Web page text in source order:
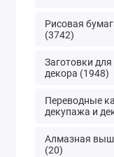
Рисовая
(3742)
Заготовки
декора (1948)
Переводные
декупажа и
Алмазная
(20)